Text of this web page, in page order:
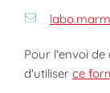
Pour l'envoi
d'utiliser ce